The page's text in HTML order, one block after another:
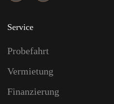
Service
Probefahrt
Vermietung
Finanzierung